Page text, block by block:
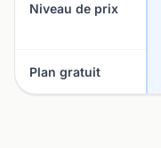
Niveau de prix
Plan gratuit